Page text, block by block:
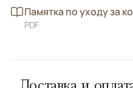
Памятка по уходу за
PDF